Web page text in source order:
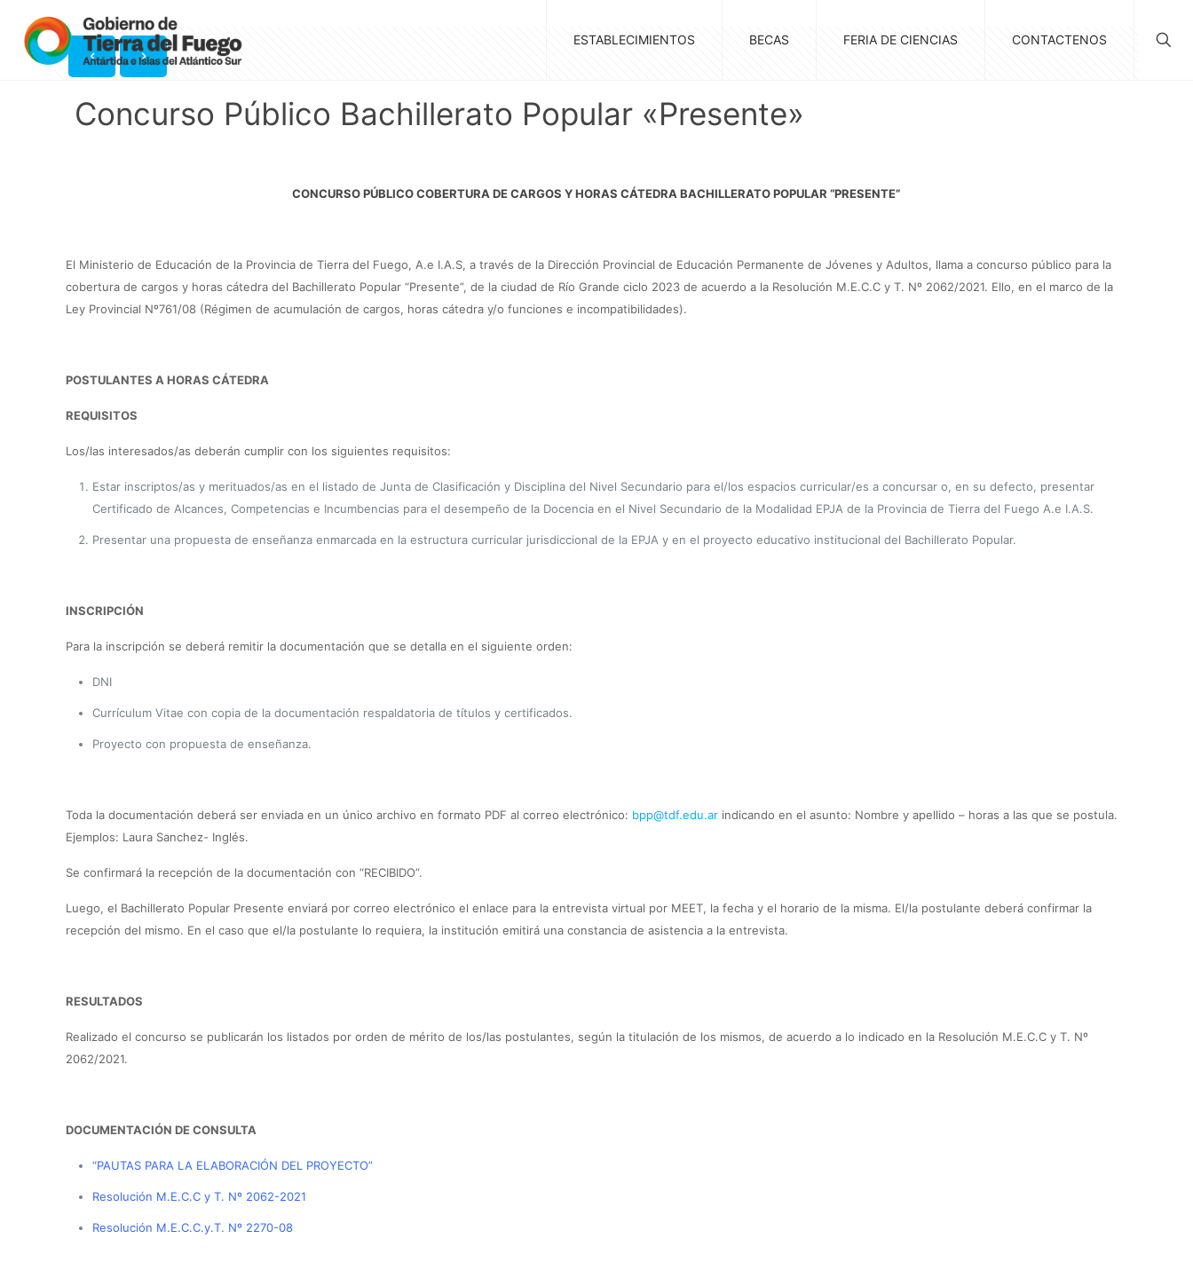
ESTABLECIMIENTOS BECAS FERIA DE CIENCIAS CONTACTENOS
Concurso Público Bachillerato Popular «Presente»
CONCURSO PÚBLICOCOBERTURA DE CARGOS Y HORAS CÁTEDRA BACHILLERATO POPULAR “PRESENTE”
El Ministerio de Educación de la Provincia de Tierra del Fuego, A.e I.A.S, a través de la Dirección Provincial de Educación Permanente de Jóvenes y Adultos, llama a concurso público para la
cobertura de cargos y horas cátedra del Bachillerato Popular “Presente”, de la ciudad de Río Grande ciclo 2023 de acuerdo a la Resolución M.E.C.C y T. Nº 2062/2021. Ello, en el marco de la
Ley Provincial Nº761/08 (Régimen de acumulación de cargos, horas cátedra y/o funciones e incompatibilidades).
POSTULANTES A HORAS CÁTEDRA
REQUISITOS
Los/las interesados/as deberán cumplir con los siguientes requisitos:
Estar inscriptos/as y merituados/as en el listado de Junta de Clasificación y Disciplina del Nivel Secundario para el/los espacios curricular/es a concursar o, en su defecto, presentar
Certificado de Alcances, Competencias e Incumbencias para el desempeño de la Docencia en el Nivel Secundario de la Modalidad EPJA de la Provincia de Tierra del Fuego A.e I.A.S.
Presentar una propuesta de enseñanza enmarcada en la estructura curricular jurisdiccional de la EPJA y en el proyecto educativo institucional del Bachillerato Popular.
INSCRIPCIÓN
Para la inscripción se deberá remitir la documentación que se detalla en el siguiente orden:
DNI
Currículum Vitae con copia de la documentación respaldatoria de títulos ycertificados.
Proyecto con propuesta de enseñanza.
Toda la documentación deberá ser enviada en un único archivo en formato PDF al correo electrónico: bpp@tdf.edu.ar indicando en el asunto: Nombre y apellido – horas a las que se postula.
Ejemplos: Laura Sanchez- Inglés.
Se confirmará la recepción de la documentación con “RECIBIDO”.
Luego, el Bachillerato Popular Presente enviará por correo electrónico el enlace para la entrevista virtual por MEET, la fecha y el horario de la misma. El/la postulante deberá confirmar la
recepción del mismo. En el caso que el/la postulante lo requiera, la institución emitirá una constancia de asistencia a la entrevista.
RESULTADOS
Realizado el concurso se publicarán los listados por orden de mérito de los/las postulantes, según la titulación de los mismos, de acuerdo a lo indicado en la Resolución M.E.C.C y T. Nº
2062/2021.
DOCUMENTACIÓN DE CONSULTA
“PAUTAS PARA LA ELABORACIÓN DEL PROYECTO”
Resolución M.E.C.C y T. Nº 2062-2021
Resolución M.E.C.C.y.T. Nº 2270-08